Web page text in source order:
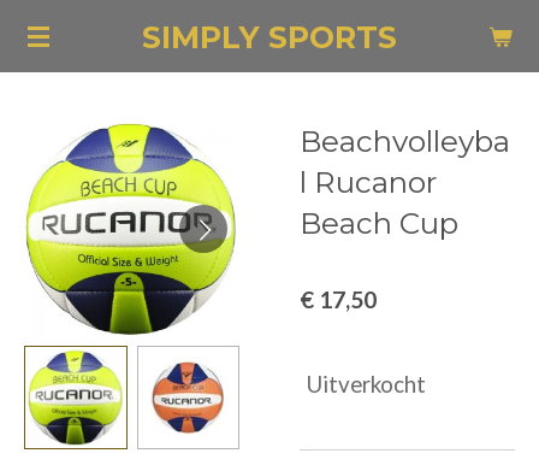
Ga
hoofdinhoud
SIMPLY SPORTS
Beachvolleyba
l Rucanor
Beach Cup
€ 17,50
Uitverkocht